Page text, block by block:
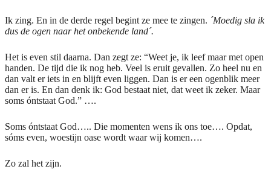
Ik zing. En in de derde regel begint ze mee te zingen. ´Moedig sla ik
dus de ogen naar het onbekende land´.
Het is even stil daarna. Dan zegt ze: “Weet je, ik leef maar met open
handen. De tijd die ik nog heb. Veel is eruit gevallen. Zo heel nu en
dan valt er iets in en blijft even liggen. Dan is er een ogenblik meer
dan er is. En dan denk ik: God bestaat niet, dat weet ik zeker. Maar
soms óntstaat God.” ….
Soms óntstaat God….. Die momenten wens ik ons toe…. Opdat,
sóms even, woestijn oase wordt waar wij komen….
Zo zal het zijn.